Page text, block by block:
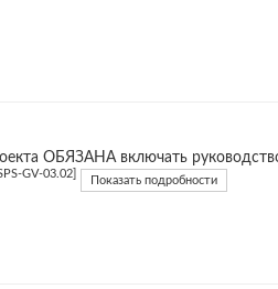
ОБЯЗАНА включать
GV-03.02] Показать подробности